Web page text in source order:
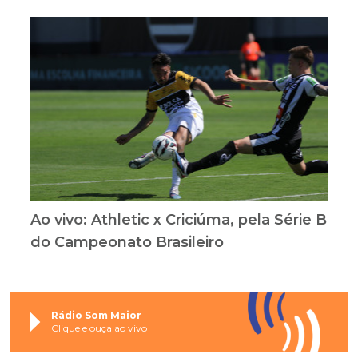
Ao vivo: Athletic x Criciúma, pela Série B
do Campeonato Brasileiro
Rádio Som Maior
Clique e ouça ao vivo